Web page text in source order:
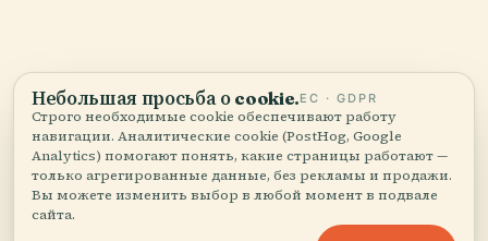
ВАШ ЛИЧНЫЙ КУРАТОР
Весь Планетарий Кармо,
рассказанный как надо.
навигации. Аналитические cookie (PostHog, Google
Analytics) помогают понять, какие страницы работают —
только агрегированные данные, без рекламы и продажи.
Вы можете изменить выбор в любой момент в подвале
сайта.
Настроить Отклонить все Принять все